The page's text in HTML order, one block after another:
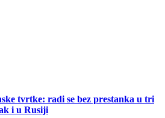
tvrtke: radi se bez prestanka u tri
i u Rusiji